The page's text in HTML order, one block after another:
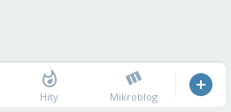
Hity Mikroblog